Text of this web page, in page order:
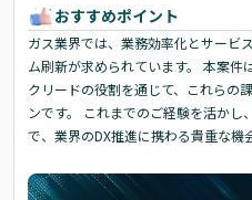
おすすめポイント
ガス業界では、業務効率化とサービ
ム刷新が求められています。 本案件
クリードの役割を通じて、これらの
ンです。 これまでのご経験を活かし
で、業界のDX推進に携わる貴重な機